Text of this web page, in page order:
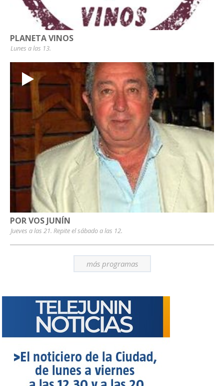
PLANETA VINOS
Lunes a las 13.
POR VOS JUNÍN
Jueves a las 21. Repite el sábado a las 12.
más programas